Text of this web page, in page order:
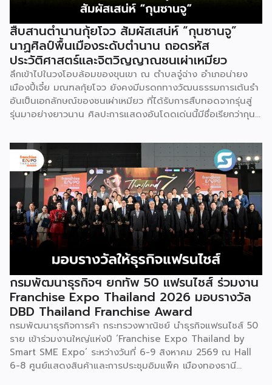
สืบสานตำนานกุ้ยโจว สัมผัสเสน่ห์ “กุนซานจู”
นาฏศิลป์พื้นเมืองระดับตำนาน ถอดรหัส
ประวัติศาสตร์และจิตวิญญาณชนเผ่าเหมียว
ลึกเข้าไปในวงโอบล้อมของขุนเขา ณ ตำบลจู๋ฉ่าง อำเภอน่ายง
เมืองปี้เจี๋ย มณฑลกุ้ยโจว ยังคงมีมรดกทางวัฒนธรรมการเต้นรำ
อันเป็นเอกลักษณ์ของชนเผ่าเหมียว ที่ได้รับการสืบทอดจากรุ่นสู่
รุ่นมาอย่างยาวนาน ศิลปะการแสดงอันโดดเด่นนี้มีชื่อเรียกว่ากุน
โจว” ซึ่งทรงคุณค่าเป็นยิ่งกว่าการแสดง เพราะทำหน้าที่จดบันทึก
ประวัติศาสตร์การอพยพย้ายถิ่นฐาน สะท้อนภูมิปัญญาทาง
วัฒนธรรมอันรุ่มรวย และตอกย้ำจิตวิญญาณอันแข็งแกร่งของ
ชนเผ่าเหมียวไว้ได้อย่างงดงาม ตำนานเล่าว่า ยามอพยพย้าย
ถิ่นฐานในอดีตกาล เส้นทางของชาวเหมียวต้องเผชิญกับเทือกเขา
สูงชันและพงหนามรกร้าง เพื่อเปิดทางให้เพื่อนพ้องเดินทางผ่าน
พงไพร เหล่าผู้กล้าหาญจึงใช้ร่างกายของตนกลิ้งทับพงหนาม
อย่างไม่เกรงกลัวเพื่อถางทางให้คนในเผ่า ด้วยเหตุนี้ คนรุ่นหลังจึง
ได้จำลองท่วงท่าการกลิ้งตัวดังกล่าวมาต่อยอดและรังสรรค์เป็น
ระบำลู่เซิงอันเป็นเอกลักษณ์ เพื่อรำลึกถึงความกล้าหาญและหยาด
เหงื่อแรงกายของบรรพบุรุษ โดยทุกท่วงท่าการกลิ้งตัวคือการ
คารวะต่อบรรพชน และทุกการกระโดดสะท้อนถึงจิตวิญญาณอัน
แรงกล้าของชนเผ่าเหมียว กุนซานจูถือเป็นหนึ่งในศิลปะการ
เต้นรำที่ปราบเซียนและท้าทายที่สุดของชนเผ่าเหมียว ผู้แสดงจะ
สวมเสื้อนอกสีขาวปักลายอันประณีต และสวมหมวกขนไก่ฟ้า
พร้อมบรรเลงลู่เซิงแบบ 6 ท่อ จุดที่ท้าทายที่สุดคือเสียงเพลงจะ
ต้องพลิ้วไหวอย่างต่อเนื่อง นักเต้นจึงต้องเป่าลู่เซิงอย่าง
สม่ำเสมอโดยไม่สะดุด แม้ในยามที่ต้องโลดโผนด้วยท่วงท่าที่ยาก
กรมพัฒนาธุรกิจฯ ยกทัพ 50 แฟรนไชส์ ร่วมงาน
Franchise Expo Thailand 2026 มอบรางวัล
DBD Thailand Franchise Award
กรมพัฒนาธุรกิจการค้า กระทรวงพาณิชย์ นำธุรกิจแฟรนไชส์ 50
ราย เข้าร่วมงานใหญ่แห่งปี ‘Franchise Expo Thailand by
Smart SME Expo’ ระหว่างวันที่ 6-9 สิงหาคม 2569 ณ Hall
6-8 ศูนย์แสดงสินค้าและการประชุมอิมแพ็ค เมืองทองธานี